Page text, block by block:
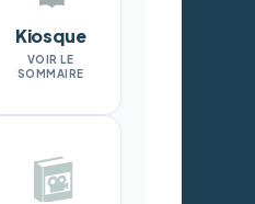
Kiosque
VOIR LE
SOMMAIRE